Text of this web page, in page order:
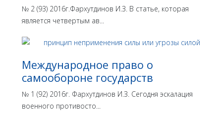
№ 2 (93) 2016г.Фархутдинов И.З. В статье, которая
является четвертым ав...
Международное право о
самообороне государств
№ 1 (92) 2016г. Фархутдинов И.З. Сегодня эскалация
военного противосто...